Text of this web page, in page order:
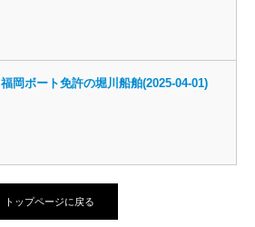
福岡ボート免許の堀川船舶(2025-04-01)
トップページに戻る